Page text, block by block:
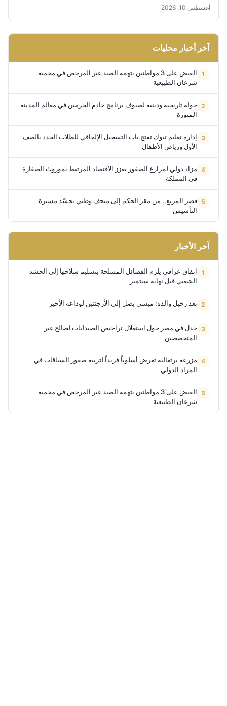
أغسطس 10, 2026
آخر أخبار محليات
القبض على 3 مواطنين بتهمة الصيد غير المرخص في محمية
شرعان الطبيعية
جولة تاريخية ودينية لضيوف برنامج خادم الحرمين في معالم المدينة
المنورة
إدارة تعليم تبوك تفتح باب التسجيل الإلحاقي للطلاب الجدد بالصف
الأول ورياض الأطفال
مزاد دولي لمزارع الصقور يعزز الاقتصاد المرتبط بموروث الصقارة
في المملكة
قصر المربع.. من مقر الحكم إلى متحف وطني يجسّد مسيرة
التأسيس
آخر الأخبار
اتفاق عراقي يلزم الفصائل المسلحة بتسليم سلاحها إلى الحشد
الشعبي قبل نهاية سبتمبر
بعد رحيل والده: ميسي يصل إلى الأرجنتين لوداعه الأخير
جدل في مصر حول استغلال تراخيص الصيدليات لصالح غير
المتخصصين
مزرعة برتغالية تعرض أسلوباً فريداً لتربية صقور السباقات في
المزاد الدولي
القبض على 3 مواطنين بتهمة الصيد غير المرخص في محمية
شرعان الطبيعية